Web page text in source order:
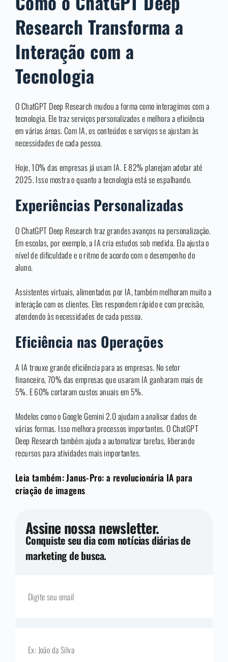
Research Transforma a
Interação com a
Tecnologia
O ChatGPT Deep Research mudou a forma como interagimos com a
tecnologia. Ele traz serviços personalizados e melhora a eficiência
em várias áreas. Com IA, os conteúdos e serviços se ajustam às
necessidades de cada pessoa.
Hoje, 10% das empresas já usam IA. E 82% planejam adotar até
2025. Isso mostra o quanto a tecnologia está se espalhando.
Experiências Personalizadas
O ChatGPT Deep Research traz grandes avanços na personalização.
Em escolas, por exemplo, a IA cria estudos sob medida. Ela ajusta o
nível de dificuldade e o ritmo de acordo com o desempenho do
aluno.
Assistentes virtuais, alimentados por IA, também melhoram muito a
interação com os clientes. Eles respondem rápido e com precisão,
atendendo às necessidades de cada pessoa.
Eficiência nas Operações
A IA trouxe grande eficiência para as empresas. No setor
financeiro, 70% das empresas que usaram IA ganharam mais de
5%. E 60% cortaram custos anuais em 5%.
Modelos como o Google Gemini 2.0 ajudam a analisar dados de
várias formas. Isso melhora processos importantes. O ChatGPT
Deep Research também ajuda a automatizar tarefas, liberando
recursos para atividades mais importantes.
Leia também: Janus-Pro: a revolucionária IA para
criação de imagens
Assine nossa newsletter.
Conquiste seu dia com notícias diárias de
marketing de busca.